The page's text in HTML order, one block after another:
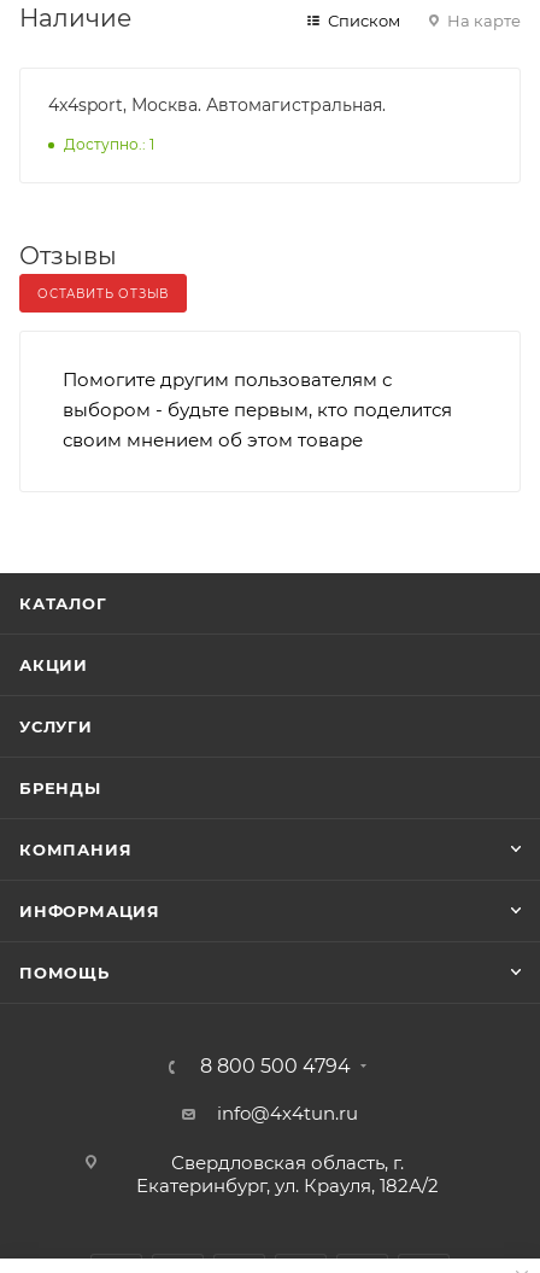
Наличие Списком На карте
4x4sport, Москва. Автомагистральная.
Доступно.: 1
Отзывы
ОСТАВИТЬ ОТЗЫВ
Помогите другим пользователям с
выбором - будьте первым, кто поделится
своим мнением об этом товаре
КАТАЛОГ
АКЦИИ
УСЛУГИ
БРЕНДЫ
КОМПАНИЯ
ИНФОРМАЦИЯ
ПОМОЩЬ
8 800 500 4794
info@4x4tun.ru
Свердловская область, г.
Екатеринбург, ул. Крауля, 182А/2